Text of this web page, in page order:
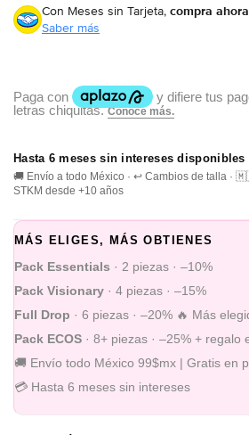
Con Meses sin Tarjeta, compra
Saber más
Hasta 6 meses sin intereses disponibles
🚚 Envío a todo México · ↩️ Cambios de talla ·
STKM desde +10 años
MÁS ELIGES, MÁS OBTIENES
Pack Essentials · 2 piezas · –10%
Pack Visionary · 4 piezas · –15%
Full Drop · 6 piezas · –20% 🔥 Más
Pack ECOS · 8+ piezas · –25% + regalo
🚚 Envío todo México 99$mx | Gratis en
💳 Hasta 6 meses sin intereses